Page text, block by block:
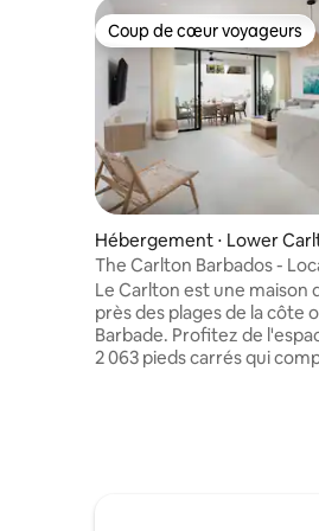
Coup de cœur voyageurs
Coup de cœur voyageurs
Hébergement ⋅ Lower
The Carlton Barbados -
maison de ville de luxe
Le Carlton est une maison
près des plages de la côte
Barbade. Profitez de
2 063 pieds carrés qui
privée, une baignoire
accès facile aux